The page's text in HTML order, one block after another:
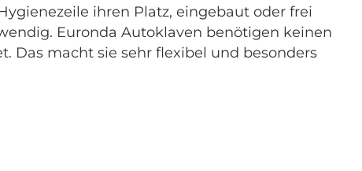
ihren Platz, eingebaut oder frei
Euronda Autoklaven benötigen keinen
Das macht sie sehr flexibel und besonders